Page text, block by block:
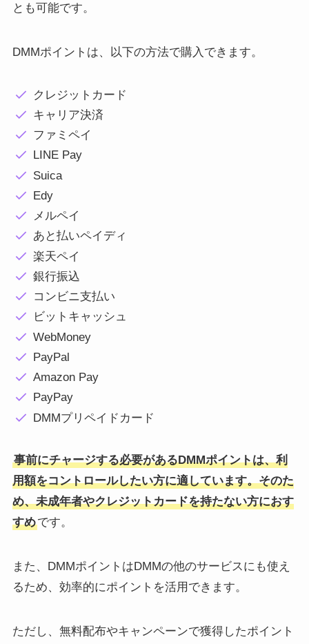
とも可能です。
DMMポイントは、以下の方法で購入できます。
クレジットカード
キャリア決済
ファミペイ
LINE Pay
Suica
Edy
メルペイ
あと払いペイディ
楽天ペイ
銀行振込
コンビニ支払い
ビットキャッシュ
WebMoney
PayPal
Amazon Pay
PayPay
DMMプリペイドカード
事前にチャージする必要があるDMMポイントは、利
用額をコントロールしたい方に適しています。そのた
め、未成年者やクレジットカードを持たない方におす
すめです。
また、DMMポイントはDMMの他のサービスにも使え
るため、効率的にポイントを活用できます。
ただし、無料配布やキャンペーンで獲得したポイント